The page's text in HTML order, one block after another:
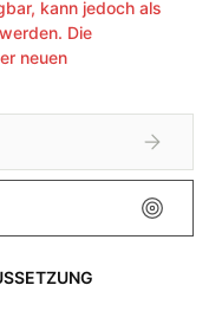
kann jedoch als
Die
neuen